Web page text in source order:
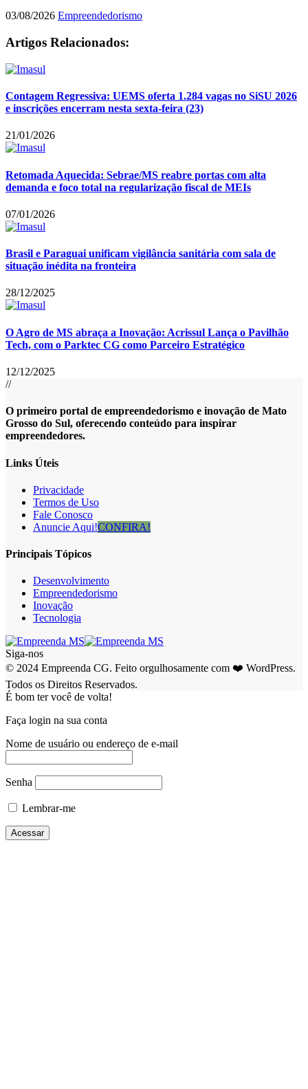
03/08/2026 Empreendedorismo
Artigos Relacionados:
Contagem Regressiva: UEMS oferta 1.284 vagas no SiSU 2026
e inscrições encerram nesta sexta-feira (23)
21/01/2026
Retomada Aquecida: Sebrae/MS reabre portas com alta
demanda e foco total na regularização fiscal de MEIs
07/01/2026
Brasil e Paraguai unificam vigilância sanitária com sala de
situação inédita na fronteira
28/12/2025
O Agro de MS abraça a Inovação: Acrissul Lança o Pavilhão
Tech, com o Parktec CG como Parceiro Estratégico
12/12/2025
//
O primeiro portal de empreendedorismo e inovação de Mato
Grosso do Sul, oferecendo conteúdo para inspirar
empreendedores.
Links Úteis
Privacidade
Termos de Uso
Fale Conosco
Anuncie Aqui!CONFIRA!
Principais Tópicos
Desenvolvimento
Empreendedorismo
Inovação
Tecnologia
Siga-nos
© 2024 Empreenda CG. Feito orgulhosamente com ❤️ WordPress.
Todos os Direitos Reservados.
É bom ter você de volta!
Faça login na sua conta
Nome de usuário ou endereço de e-mail
Senha
Lembrar-me